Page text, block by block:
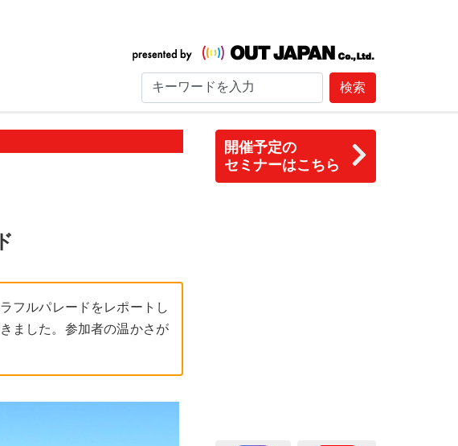
検索
開催予定の
セミナーはこちら
フルパレードをレポートし
ました。参加者の温かさが